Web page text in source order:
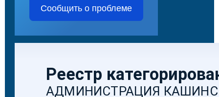
Сообщить о проблеме